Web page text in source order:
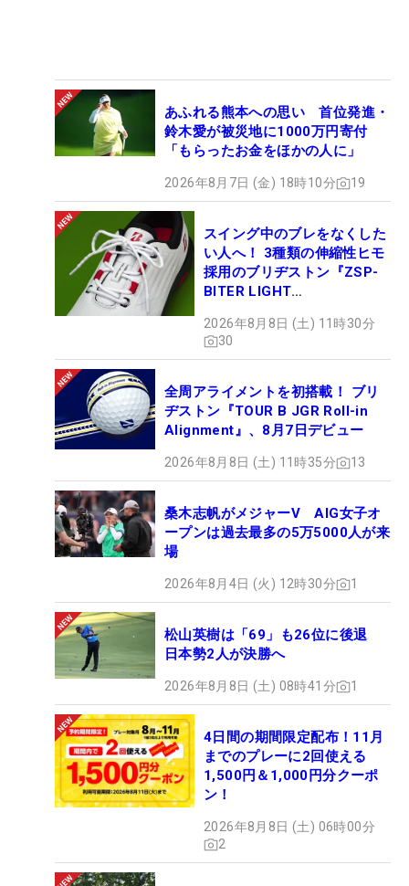
あふれる熊本への思い 首位発進・
鈴木愛が被災地に1000万円寄付
「もらったお金をほかの人に」
2026年8月7日 (金) 18時10分 19
スイング中のブレをなくした
い人へ！ 3種類の伸縮性ヒモ
採用のブリヂストン『ZSP-
BITER LIGHT
ュー
2026年8月8日 (土) 11時30分
30
全周アライメントを初搭載！ ブリ
ヂストン『TOUR B JGR Roll-in
Alignment』、8月7日デビュー
2026年8月8日 (土) 11時35分 13
桑木志帆がメジャーV AIG女子オ
ープンは過去最多の5万5000人が来
場
2026年8月4日 (火) 12時30分 1
松山英樹は「69」も26位に後退
日本勢2人が決勝へ
2026年8月8日 (土) 08時41分 1
4日間の期間限定配布！11月
までのプレーに2回使える
1,500円＆1,000円分クーポ
ン！
2026年8月8日 (土) 06時00分
2